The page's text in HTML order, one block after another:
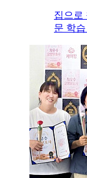
집으로
문 학습